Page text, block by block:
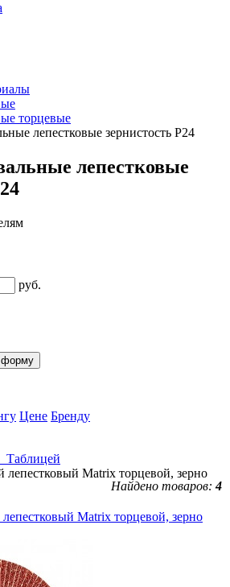
торцевые
лепестковые зернистость Р24
лепестковые
руб.
Цене Бренду
Таблицей
Найдено товаров:4
Matrix торцевой, зерно